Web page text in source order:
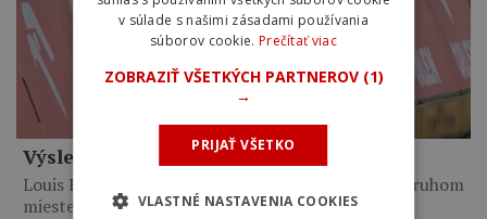
Výsledky 6. etapy Okolo Poľska 2026
Louis Barré vyhral po 14-kilometrovom sóle. Na druhom
mieste skončil…
v súlade s našimi zásadami používania
súborov cookie. Prečítať viac
ZOBRAZIŤ VŠETKÝCH PARTNEROV (1)
→
PRIJAŤ VŠETKO
VLASTNÉ NASTAVENIA COOKIES